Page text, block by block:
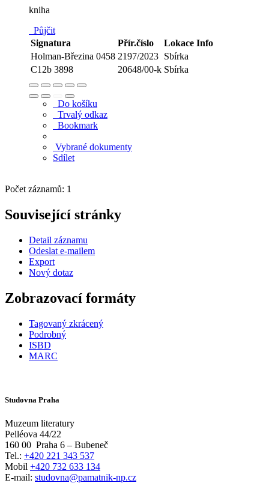
kniha
Půjčit
Signatura
Přír.číslo Lokace Info
Holman-Březina 0458 2197/2023 Sbírka
C12b 3898
20648/00-k Sbírka
Do košíku
Trvalý odkaz
Bookmark
Vybrané dokumenty
Sdílet
Počet záznamů: 1
Související stránky
Detail záznamu
Odeslat e-mailem
Export
Nový dotaz
Zobrazovací formáty
Tagovaný zkrácený
Podrobný
ISBD
MARC
Studovna Praha
Muzeum literatury
Pelléova 44/22
160 00 Praha 6 – Bubeneč
Tel.: +420 221 343 537
Mobil +420 732 633 134
E-mail: studovna@pamatnik-np.cz